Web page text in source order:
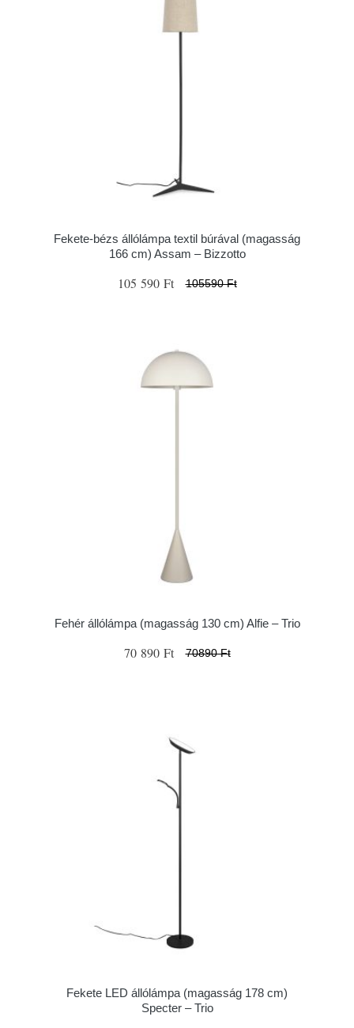
Fekete-bézs állólámpa textil búrával (magasság
166 cm) Assam – Bizzotto
105 590 Ft 105590 Ft
Fehér állólámpa (magasság 130 cm) Alfie – Trio
70 890 Ft 70890 Ft
Fekete LED állólámpa (magasság 178 cm)
Specter – Trio